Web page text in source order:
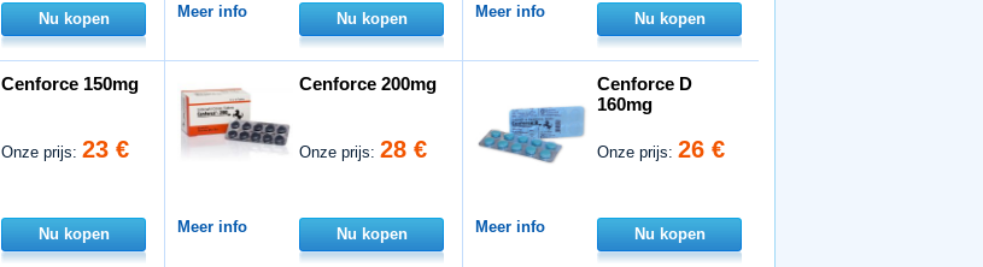
Nu kopen Meer info Nu kopen Meer info Nu kopen
Cenforce 150mg
Onze prijs:23 €
Nu kopen
Cenforce 200mg
Onze prijs:28 €
Meer info Nu kopen
Cenforce D
160mg
Onze prijs:26 €
Meer info Nu kopen